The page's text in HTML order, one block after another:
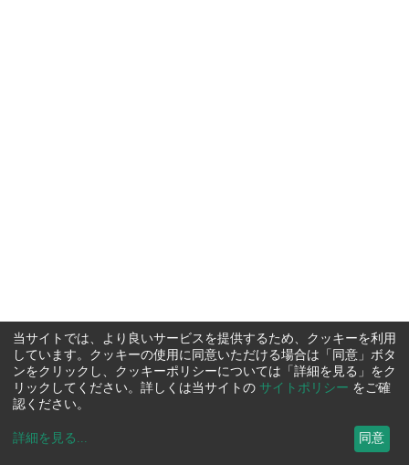
当サイトでは、より良いサービスを提供するため、クッキーを利用
しています。クッキーの使用に同意いただける場合は「同意」ボタ
ンをクリックし、クッキーポリシーについては「詳細を見る」をク
リックしてください。詳しくは当サイトの サイトポリシー をご確
認ください。
詳細を見る ... 同意